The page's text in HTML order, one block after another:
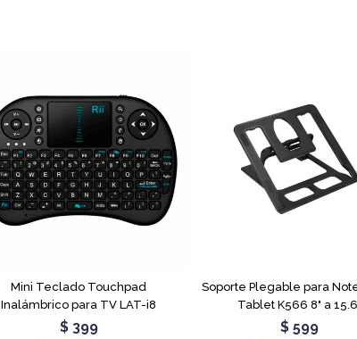
Mini Teclado Touchpad
Inalámbrico para TV LAT-i8
$ 399
Soporte Plegable para
Tablet K566 8" a
$ 599